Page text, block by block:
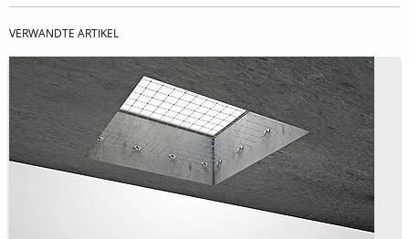
VERWANDTE ARTIKEL